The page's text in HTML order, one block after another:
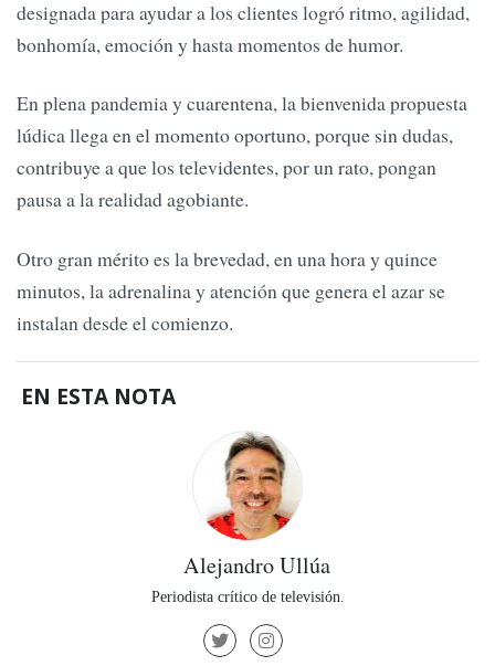
designada para ayudar a los clientes logró ritmo, agilidad,
bonhomía, emoción y hasta momentos de humor.
En plena pandemia y cuarentena, la bienvenida propuesta
lúdica llega en el momento oportuno, porque sin dudas,
contribuye a que los televidentes, por un rato, pongan
pausa a la realidad agobiante.
Otro gran mérito es la brevedad, en una hora y quince
minutos, la adrenalina y atención que genera el azar se
instalan desde el comienzo.
EN ESTA NOTA
Alejandro Ullúa
Periodista crítico de televisión.